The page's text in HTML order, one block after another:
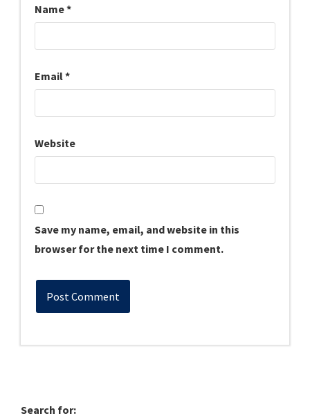
Name*
Email*
Website
Save my name, email, and website in this
browser for the next time I comment.
Search for: